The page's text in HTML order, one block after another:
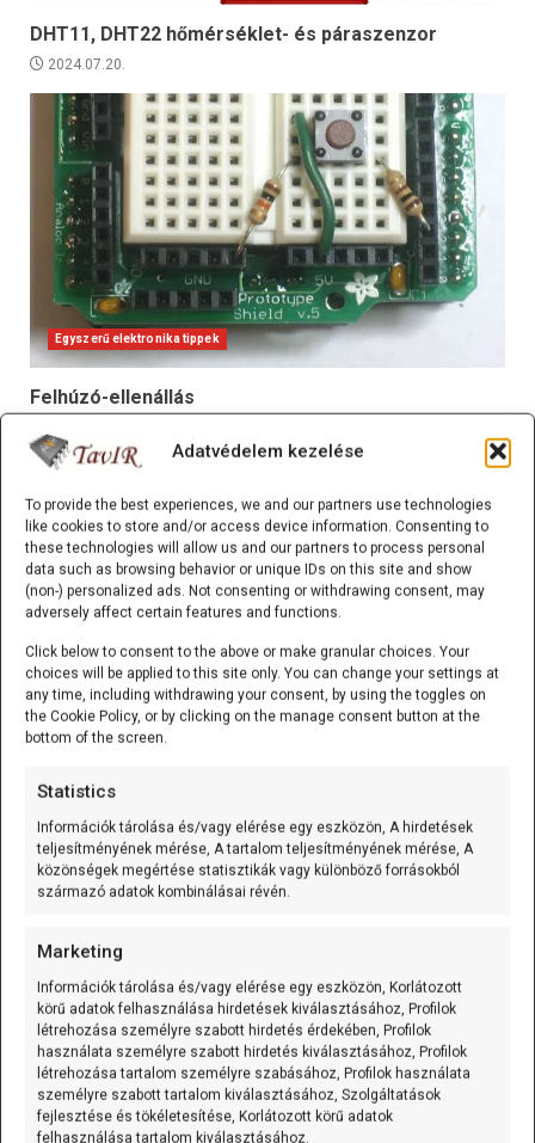
Adatvédelem kezelése
To provide the best experiences, we and our partners use technologies
like cookies to store and/or access device information. Consenting to
these technologies will allow us and our partners to process personal
data such as browsing behavior or unique IDs on this site and show
(non-) personalized ads. Not consenting or withdrawing consent, may
adversely affect certain features and functions.
Click below to consent to the above or make granular choices. Your
choices will be applied to this site only. You can change your settings at
any time, including withdrawing your consent, by using the toggles on
the Cookie Policy, or by clicking on the manage consent button at the
bottom of the screen.
Statistics
Információk tárolása és/vagy elérése egy eszközön, A hirdetések
teljesítményének mérése, A tartalom teljesítményének mérése, A
közönségek megértése statisztikák vagy különböző forrásokból
származó adatok kombinálásai révén.
Marketing
Információk tárolása és/vagy elérése egy eszközön, Korlátozott
körű adatok felhasználása hirdetések kiválasztásához, Profilok
létrehozása személyre szabott hirdetés érdekében, Profilok
használata személyre szabott hirdetés kiválasztásához, Profilok
létrehozása tartalom személyre szabásához, Profilok használata
személyre szabott tartalom kiválasztásához, Szolgáltatások
fejlesztése és tökéletesítése, Korlátozott körű adatok
felhasználása tartalom kiválasztásához.
DHT11, DHT22 hőmérséklet- és páraszenzor
2024.07.20.
Egyszerű elektronika tippek
Felhúzó-ellenállás
Egyszerű elektronika tippek
2023.08.20.
Keresés:
Hogy az újdonságokról első kézből értesülj:
→Feliratkozás a Hírlevélre
INGYENES TANFOLYAM
60 nap alatt Arduino - az ingyenes tanfolyam